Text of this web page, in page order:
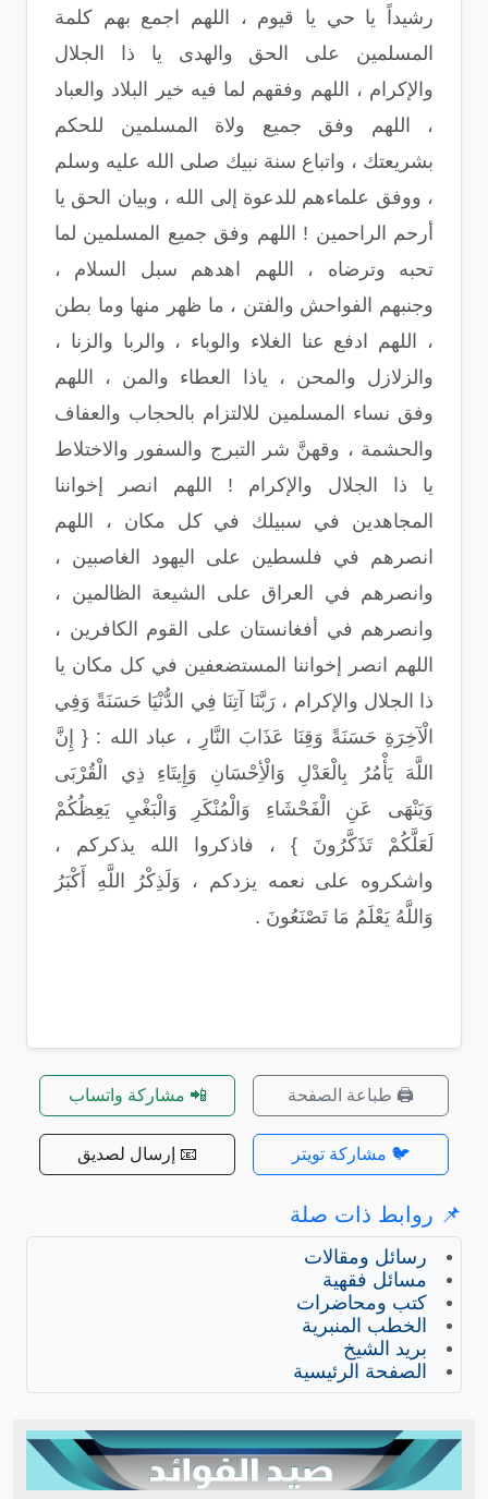
رشيداً يا حي يا قيوم ، اللهم اجمع بهم كلمة
المسلمين على الحق والهدى يا ذا الجلال
والإكرام ، اللهم وفقهم لما فيه خير البلاد والعباد
، اللهم وفق جميع ولاة المسلمين للحكم
بشريعتك ، واتباع سنة نبيك صلى الله عليه وسلم
، ووفق علماءهم للدعوة إلى الله ، وبيان الحق يا
أرحم الراحمين ! اللهم وفق جميع المسلمين لما
تحبه وترضاه ، اللهم اهدهم سبل السلام ،
وجنبهم الفواحش والفتن ، ما ظهر منها وما بطن
، اللهم ادفع عنا الغلاء والوباء ، والربا والزنا ،
والزلازل والمحن ، ياذا العطاء والمن ، اللهم
وفق نساء المسلمين للالتزام بالحجاب والعفاف
والحشمة ، وقهنَّ شر التبرج والسفور والاختلاط
يا ذا الجلال والإكرام ! اللهم انصر إخواننا
المجاهدين في سبيلك في كل مكان ، اللهم
انصرهم في فلسطين على اليهود الغاصبين ،
وانصرهم في العراق على الشيعة الظالمين ،
وانصرهم في أفغانستان على القوم الكافرين ،
اللهم انصر إخواننا المستضعفين في كل مكان يا
ذا الجلال والإكرام ، رَبَّنَا آتِنَا فِي الدُّنْيَا حَسَنَةً وَفِي
الْآخِرَةِ حَسَنَةً وَقِنَا عَذَابَ النَّارِ ، عباد الله : { إِنَّ
اللَّهَ يَأْمُرُ بِالْعَدْلِ وَالْأِحْسَانِ وَإِيتَاءِ ذِي الْقُرْبَى
وَيَنْهَى عَنِ الْفَحْشَاءِ وَالْمُنْكَرِ وَالْبَغْيِ يَعِظُكُمْ
لَعَلَّكُمْ تَذَكَّرُونَ } ، فاذكروا الله يذكركم ،
واشكروه على نعمه يزدكم ، وَلَذِكْرُ اللَّهِ أَكْبَرُ
وَاللَّهُ يَعْلَمُ مَا تَصْنَعُونَ .
🖨️ طباعة الصفحة 📲 مشاركة واتساب
🐦 مشاركة تويتر 📧 إرسال لصديق
📌 روابط ذات صلة
رسائل ومقالات
مسائل فقهية
كتب ومحاضرات
الخطب المنبرية
بريد الشيخ
الصفحة الرئيسية